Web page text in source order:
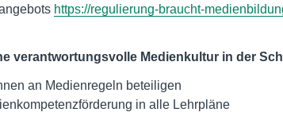
https://regulierung-braucht-
verantwortungsvolle Medienkultur in der
an Medienregeln beteiligen
in alle Lehrpläne